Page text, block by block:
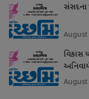
સંસદના
August
વિકાસ
August